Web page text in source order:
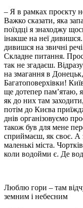
– Я в рамках проєкту
Важко сказати, яка
поїздці я знаходжу
інакше на неї
дивишся на звичні
Складне питання.
так не згадаєш.
на змагання в
Багатоповерхівки!
ще дотепер пам’ятаю,
як до них там
потім до Києва
днів організовуємо
також був для мене
сприймаєш, як своє. А
маленькі міста.
коли водойми є. Де
Люблю гори – там
земним і небесним